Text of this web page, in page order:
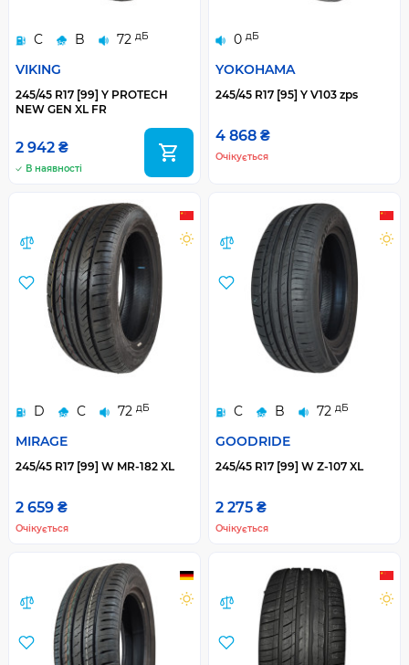
C B 72 дБ
VIKING
245/45 R17 [99] Y PROTECH
NEW GEN XL FR
2 942 ₴
В наявності
0 дБ
YOKOHAMA
245/45 R17 [95] Y V103 zps
4 868 ₴
Очікується
D C 72 дБ
MIRAGE
245/45 R17 [99] W MR-182 XL
2 659 ₴
Очікується
C B 72 дБ
GOODRIDE
245/45 R17 [99] W Z-107 XL
2 275 ₴
Очікується